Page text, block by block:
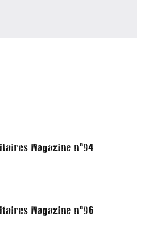
Magazine n°94
Magazine n°96